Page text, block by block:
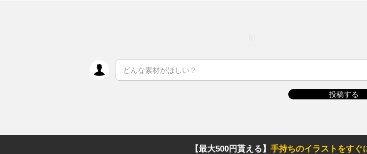
投稿する
【最大500円貰える】 手持ちのイラストをすぐ